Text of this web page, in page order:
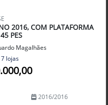
2016, COM PLATAFORMA
PES
Magalhães
lojas
2016/2016